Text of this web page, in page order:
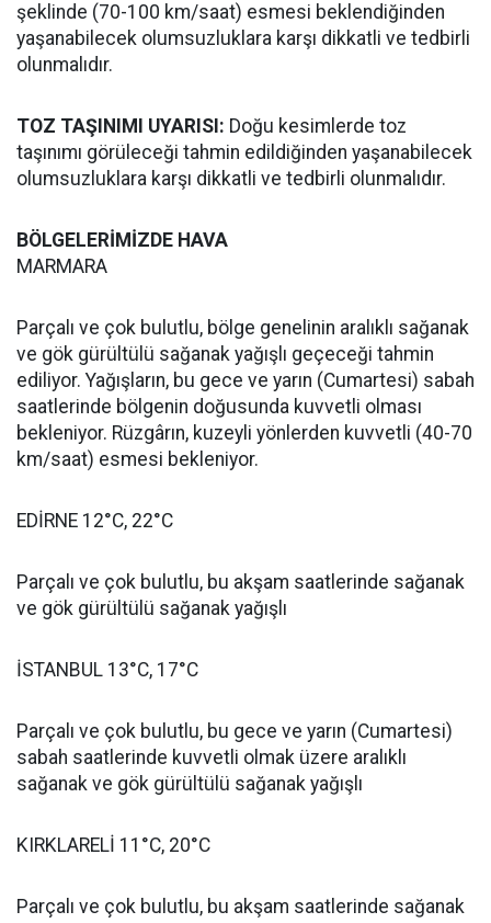
şeklinde (70-100 km/saat) esmesi beklendiğinden
yaşanabilecek olumsuzluklara karşı dikkatli ve tedbirli
olunmalıdır.
TOZ TAŞINIMI UYARISI: Doğu kesimlerde toz
taşınımı görüleceği tahmin edildiğinden yaşanabilecek
olumsuzluklara karşı dikkatli ve tedbirli olunmalıdır.
BÖLGELERİMİZDE HAVA
MARMARA
Parçalı ve çok bulutlu, bölge genelinin aralıklı sağanak
ve gök gürültülü sağanak yağışlı geçeceği tahmin
ediliyor. Yağışların, bu gece ve yarın (Cumartesi) sabah
saatlerinde bölgenin doğusunda kuvvetli olması
bekleniyor. Rüzgârın, kuzeyli yönlerden kuvvetli (40-70
km/saat) esmesi bekleniyor.
EDİRNE 12°C, 22°C
Parçalı ve çok bulutlu, bu akşam saatlerinde sağanak
ve gök gürültülü sağanak yağışlı
İSTANBUL 13°C, 17°C
Parçalı ve çok bulutlu, bu gece ve yarın (Cumartesi)
sabah saatlerinde kuvvetli olmak üzere aralıklı
sağanak ve gök gürültülü sağanak yağışlı
KIRKLARELİ 11°C, 20°C
Parçalı ve çok bulutlu, bu akşam saatlerinde sağanak